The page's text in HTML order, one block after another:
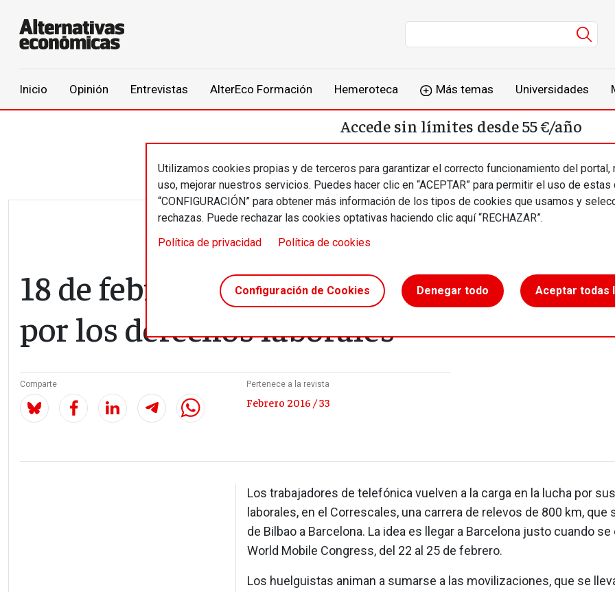
Inicio Opinión Entrevistas AlterEco Formación Hemeroteca Más temas Universidades
Utilizamos cookies propias y de terceros para garantizar el correcto funcionamiento del
uso, mejorar nuestros servicios. Puedes hacer clic en “ACEPTAR” para permitir el uso de
“CONFIGURACIÓN” para obtener más información de los tipos de cookies que usamos y
rechazas. Puede rechazar las cookies optativas haciendo clic aquí “RECHAZAR”.
Política de privacidad
Política de cookies
Configuración de Cookies Denegar todo Aceptar todas
Accede sin límites desde 55 €/año
18 de febrero // Correscales
por los derechos laborales
Comparte Pertenece a la revista
Febrero 2016 / 33
Los trabajadores de telefónica vuelven a la carga en la lucha por
laborales, en el Correscales, una carrera de relevos de 800 km, que
de Bilbao a Barcelona. La idea es llegar a Barcelona justo cuando se
World Mobile Congress, del 22 al 25 de febrero.
Los huelguistas animan a sumarse a las movilizaciones, que se